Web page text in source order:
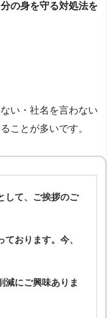
の身を守る対処法を
い・社名を言わない
ことが多いです。
して、ご挨拶のご
おります。今、
減にご興味ありま